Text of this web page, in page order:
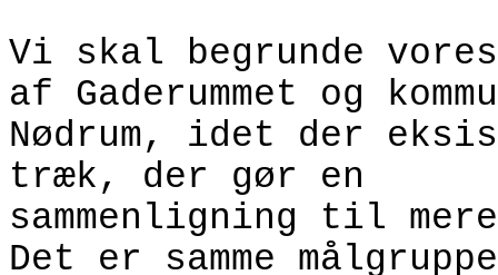
Vi skal begrunde vores
af Gaderummet og
Nødrum, idet der
træk, der gør en
sammenligning til
Det er samme